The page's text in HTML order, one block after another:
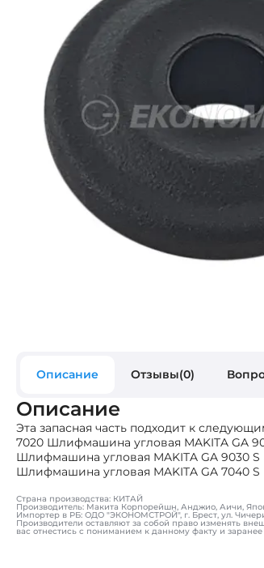
Описание Отзывы(0)
Описание
Эта запасная часть подходит к
7020 Шлифмашина угловая MAKITA GA
Шлифмашина угловая MAKITA GA 9030
Шлифмашина угловая MAKITA GA 7040 S
Страна производства: КИТАЙ
Производитель: Макита Корпорейшн, Анджио, Аичи,
Импортер в РБ: ОДО "ЭКОНОМСТРОЙ", г. Брест, ул.
Производители оставляют за собой право изменять
вас отнестись с пониманием к данному факту и